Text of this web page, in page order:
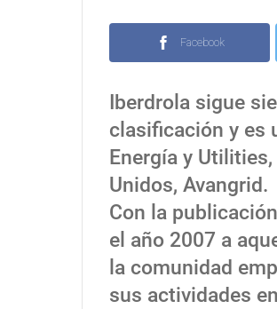
Facebook
Iberdrola sigue
clasificación y es
Energía y
Unidos, Avangrid.
Con la
el año 2007 a
la comunidad
sus actividades